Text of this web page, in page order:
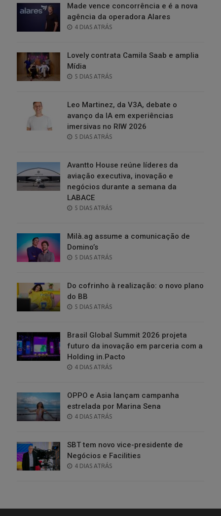
Made vence concorrência e é a nova
agência da operadora Alares
POSTED
4 DIAS ATRÁS
Lovely contrata Camila Saab e amplia
Mídia
POSTED
5 DIAS ATRÁS
Leo Martinez, da V3A, debate o
avanço da IA em experiências
imersivas no RIW 2026
POSTED
5 DIAS ATRÁS
Avantto House reúne líderes da
aviação executiva, inovação e
negócios durante a semana da
LABACE
POSTED
5 DIAS ATRÁS
Milà.ag assume a comunicação de
Domino’s
POSTED
5 DIAS ATRÁS
Do cofrinho à realização: o novo plano
do BB
POSTED
5 DIAS ATRÁS
Brasil Global Summit 2026 projeta
futuro da inovação em parceria com a
Holding in.Pacto
POSTED
4 DIAS ATRÁS
OPPO e Asia lançam campanha
estrelada por Marina Sena
POSTED
4 DIAS ATRÁS
SBT tem novo vice-presidente de
Negócios e Facilities
POSTED
4 DIAS ATRÁS